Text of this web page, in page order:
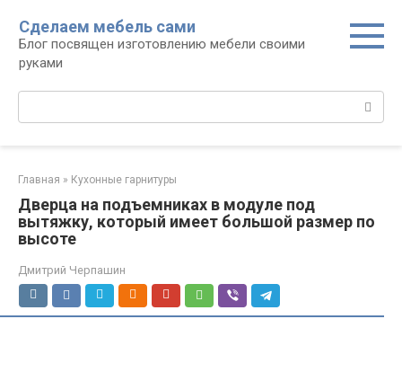
контенту
Сделаем мебель сами
Блог посвящен изготовлению мебели своими
руками
Главная » Кухонные гарнитуры
Дверца на подъемниках в модуле под
вытяжку, который имеет большой размер по
высоте
Дмитрий Черпашин